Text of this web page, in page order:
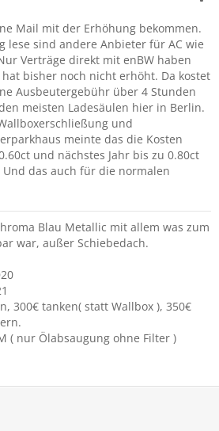
Mail mit der Erhöhung bekommen.
lese sind andere Anbieter für AC wie
Verträge direkt mit enBW haben
bisher noch nicht erhöht. Da kostet
Ausbeutergebühr über 4 Stunden
meisten Ladesäulen hier in Berlin.
und
meinte das die Kosten
und nächstes Jahr bis zu 0.80ct
das auch für die normalen
Blau Metallic mit allem was zum
war, außer Schiebedach.
300€ tanken( statt Wallbox ), 350€
( nur Ölabsaugung ohne Filter )